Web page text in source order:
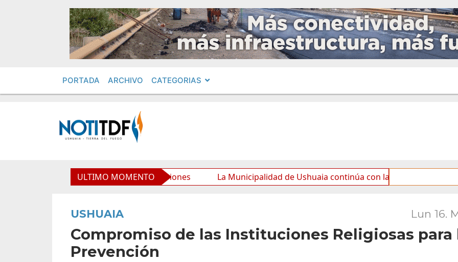
PORTADA ARCHIVO CATEGORIAS
ULTIMO MOMENTO
Municipal y mejora sus prestaciones La Municipalidad de Ushuaia continúa con las tareas de
USHUAIA Lun 16.
Compromiso de las Instituciones Religiosas para
Prevención